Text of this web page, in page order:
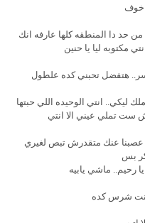
خوف
حد دا المنطقه كلها عارفه انك
مكتوبه ليا يا حنين
هتفضل تحبني كده علطول
ليكي.. انتي الوحيده اللي حبتها
ست تملي عيني الا انتي
عنك متقدرش تبص لغيري
بس
رحيم.. ماشي يابيه
شرس كده